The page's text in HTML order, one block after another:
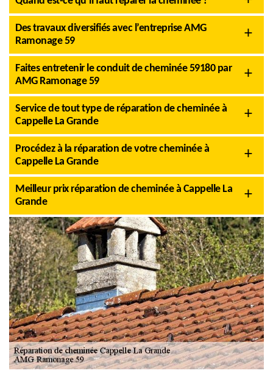
Des travaux diversifiés avec l’entreprise AMG
Ramonage 59
Faites entretenir le conduit de cheminée 59180 par
AMG Ramonage 59
Service de tout type de réparation de cheminée à
Cappelle La Grande
Procédez à la réparation de votre cheminée à
Cappelle La Grande
Meilleur prix réparation de cheminée à Cappelle La
Grande